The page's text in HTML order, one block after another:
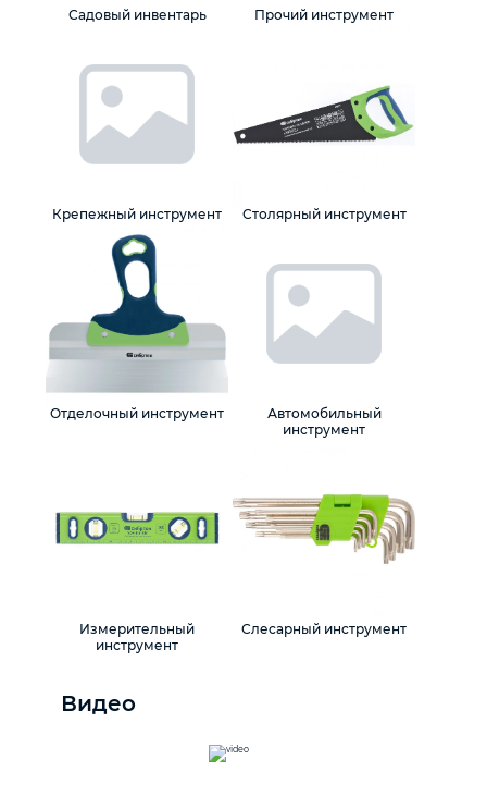
Садовый инвентарь Прочий инструмент
Крепежный инструмент Столярный инструмент
Отделочный инструмент
Автомобильный
инструмент
Измерительный
инструмент
Слесарный инструмент
Видео